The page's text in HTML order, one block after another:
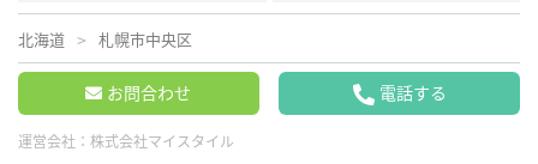
北海道 札幌市中央区
お問合わせ 電話する
運営会社： 株式会社マイスタイル